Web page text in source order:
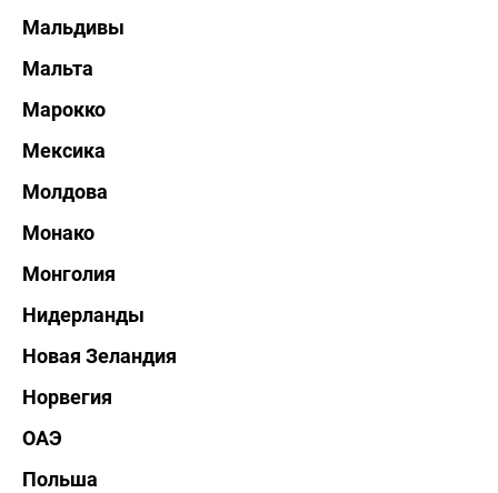
Мальдивы
Мальта
Марокко
Мексика
Молдова
Монако
Монголия
Нидерланды
Новая Зеландия
Норвегия
ОАЭ
Польша